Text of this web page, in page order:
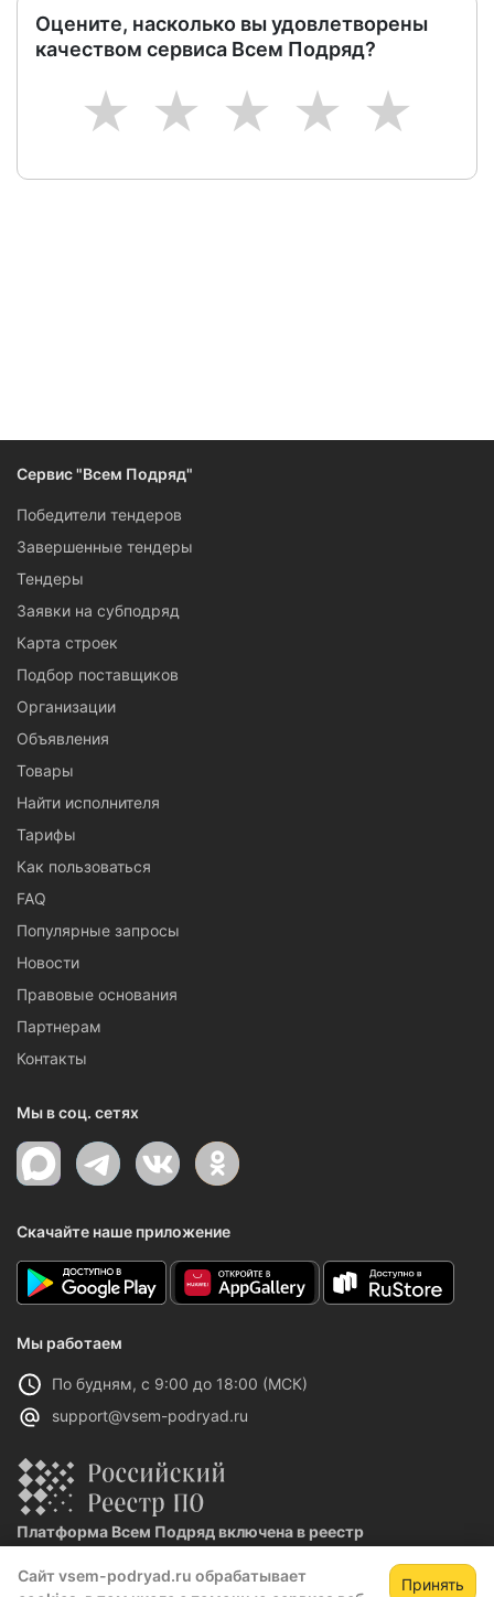
Сайт vsem-podryad.ru обрабатывает
Принять
Оцените, насколько вы удовлетворены
качеством сервиса Всем Подряд?
5
4
3
2
1
Сервис "Всем Подряд"
Победители тендеров
Завершенные тендеры
Тендеры
Заявки на субподряд
Карта строек
Подбор поставщиков
Организации
Объявления
Товары
Найти исполнителя
Тарифы
Как пользоваться
FAQ
Популярные запросы
Новости
Правовые основания
Партнерам
Контакты
Мы в соц. сетях
Скачайте наше приложение
Мы работаем
По будням, с 9:00 до 18:00 (МСК)
support@vsem-podryad.ru
Платформа Всем Подряд включена в реестр
Реестровая запись №32021 от 06.02.2026